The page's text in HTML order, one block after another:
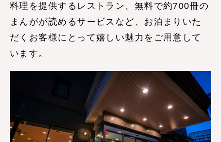
料理を提供するレストラン、無料で約700冊の
まんがが読めるサービスなど、お泊まりいた
だくお客様にとって嬉しい魅力をご用意して
います。